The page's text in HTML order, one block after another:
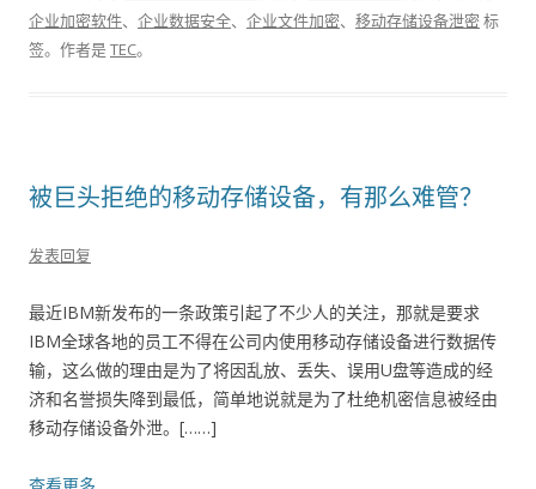
企业加密软件、 企业数据安全、 企业文件加密、 移动存储设备泄密标
签。 作者是TEC。
被巨头拒绝的移动存储设备，有那么难管？
发表回复
最近IBM新发布的一条政策引起了不少人的关注，那就是要求
IBM全球各地的员工不得在公司内使用移动存储设备进行数据传
输，这么做的理由是为了将因乱放、丢失、误用U盘等造成的经
济和名誉损失降到最低，简单地说就是为了杜绝机密信息被经由
移动存储设备外泄。[……]